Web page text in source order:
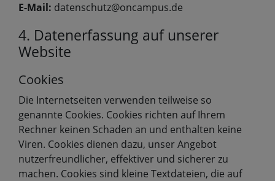
E-Mail: datenschutz@oncampus.de
4. Datenerfassung auf unserer
Website
Cookies
Die Internetseiten verwenden teilweise so
genannte Cookies. Cookies richten auf Ihrem
Rechner keinen Schaden an und enthalten keine
Viren. Cookies dienen dazu, unser Angebot
nutzerfreundlicher, effektiver und sicherer zu
machen. Cookies sind kleine Textdateien, die auf